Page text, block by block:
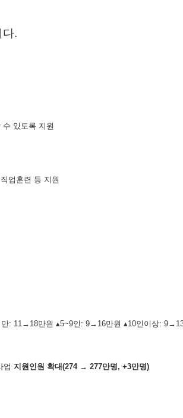
다.
수 있도록 지원
업훈련 등 지원
만: 11→18만원 ▴5~9인: 9→16만원 ▴10인이상:
업 지원인원 확대(274 → 277만명, +3만명)